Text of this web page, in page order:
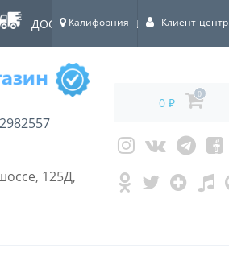
ДОСТАВКА ПО ВСЕЙ РОССИИ!
Калифорния Клиент-центр
125Д,
0 ₽
0